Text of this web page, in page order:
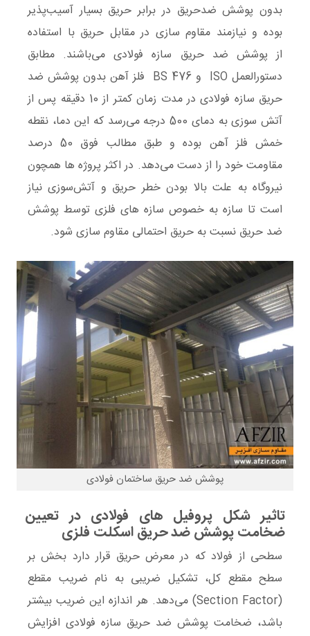
بدون پوشش ضدحریق در برابر حریق بسیار آسیب‌پذیر
بوده و نیازمند مقاوم‌ سازی در مقابل حریق با استفاده
از پوشش ضد حریق سازه فولادی می‌باشند. مطابق
دستورالعمل ISO و BS 476 فلز آهن بدون پوشش ضد
حریق سازه فولادی در مدت زمان کمتر از 10 دقیقه پس از
آتش سوزی به دمای 500 درجه می‌رسد که این دما، نقطه
خمش فلز آهن بوده و طبق مطالب فوق 50 درصد
مقاومت خود را از دست می‌دهد. در اکثر پروژه ‌ها همچون
نیروگاه به علت بالا بودن خطر حریق و آتش‌سوزی نیاز
است تا سازه به خصوص سازه های فلزی توسط پوشش
ضد حریق نسبت به حریق احتمالی مقاوم سازی شود.
پوشش ضد حریق ساختمان فولادی
تاثیر شکل پروفیل های فولادی در تعیین
ضخامت پوشش ضد حریق اسکلت فلزی
سطحی از فولاد که در معرض حریق قرار دارد بخش بر
سطح مقطع کل، تشکیل ضریبی به نام ضریب مقطع
(Section Factor) می‌دهد. هر اندازه این ضریب بیشتر
باشد، ضخامت پوشش ضد حریق سازه فولادی افزایش